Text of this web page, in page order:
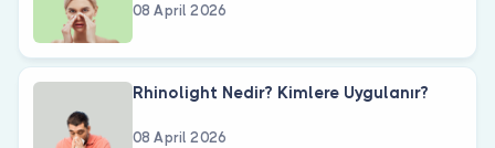
08 April 2026
Rhinolight Nedir? Kimlere Uygulanır?
08 April 2026